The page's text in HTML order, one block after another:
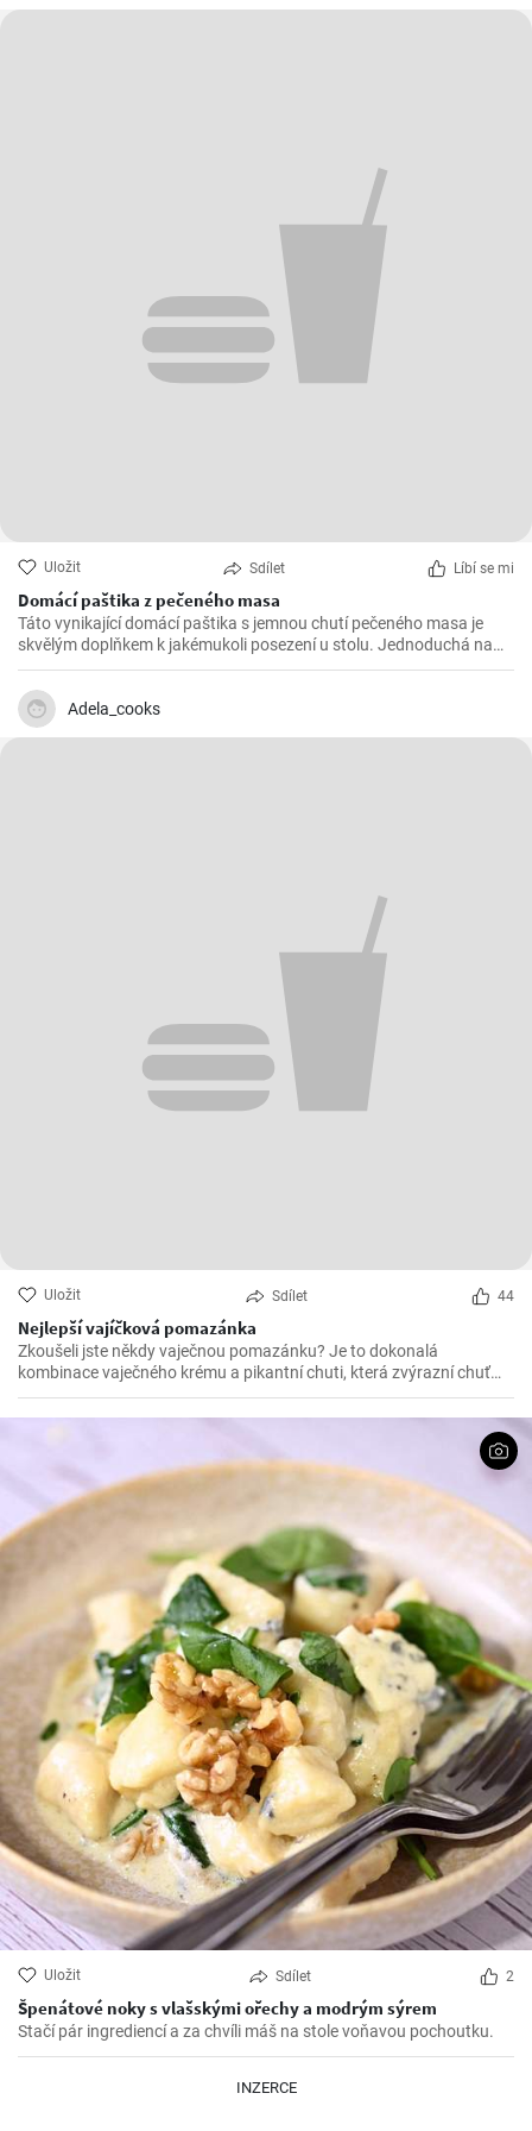
Uložit Sdílet Líbí se mi
Domácí paštika z pečeného masa
Táto vynikající domácí paštika s jemnou chutí pečeného masa je
skvělým doplňkem k jakémukoli posezení u stolu. Jednoduchá na
přípravu a ohromující na chuti, tato paštika určitě zaujme vaše
hosty.
Adela_cooks
Uložit Sdílet 44
Nejlepší vajíčková pomazánka
Zkoušeli jste někdy vaječnou pomazánku? Je to dokonalá
kombinace vaječného krému a pikantní chuti, která zvýrazní chuť
mnoha pokrmů. Vaječná pomazánka je díky své jemné struktuře a
pikantní esenci.
Uložit Sdílet 2
Špenátové noky s vlašskými ořechy a modrým sýrem
Stačí pár ingrediencí a za chvíli máš na stole voňavou pochoutku.
INZERCE